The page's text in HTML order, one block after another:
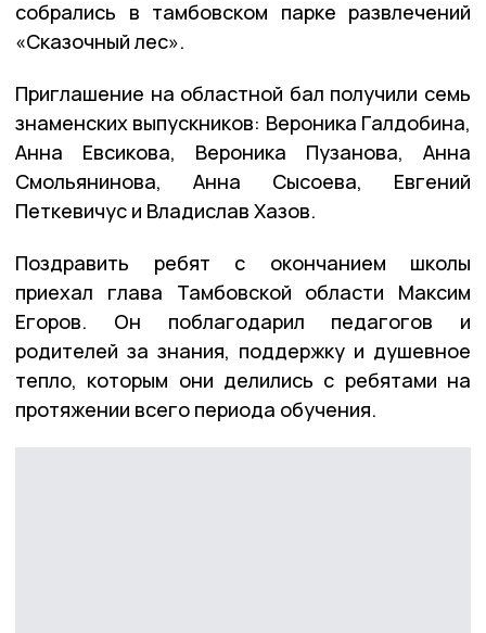
собрались в тамбовском парке развлечений
«Сказочный лес».
Приглашение на областной бал получили семь
знаменских выпускников: Вероника Галдобина,
Анна Евсикова, Вероника Пузанова, Анна
Смольянинова, Анна Сысоева, Евгений
Петкевичус и Владислав Хазов.
Поздравить ребят с окончанием школы
приехал глава Тамбовской области Максим
Егоров. Он поблагодарил педагогов и
родителей за знания, поддержку и душевное
тепло, которым они делились с ребятами на
протяжении всего периода обучения.